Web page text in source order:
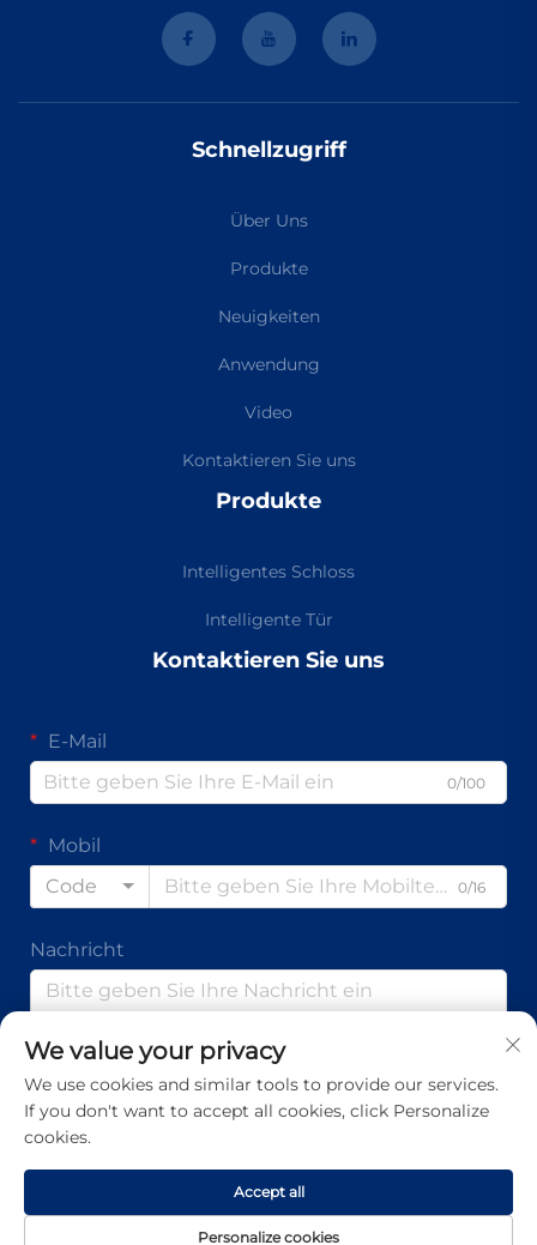
Schnellzugriff
Über Uns
Produkte
Neuigkeiten
Anwendung
Video
Kontaktieren Sie uns
Produkte
Intelligentes Schloss
Intelligente Tür
Kontaktieren Sie uns
E-Mail
0/100
Mobil
Code
0/16
Nachricht
Urheberrecht © Guangdong Ap Tenon Sci.& Tech. Co., Ltd.
We value your privacy
We use cookies and similar tools to provide our services.
If you don't want to accept all cookies, click Personalize
cookies.
Personalize cookies
Accept all